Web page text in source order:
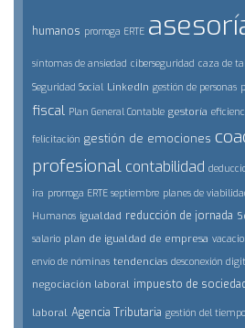
humanos prorroga ERTE
síntomas de ansiedad ciberseguridad caza de
Seguridad Social LinkedIn gestión de personas
fiscal Plan General Contable gestoría
felicitación gestión de emociones
profesional contabilidad
ira prorroga ERTE septiembre planes de
Humanos igualdad reducción de jornada
salario plan de igualdad de empresa
envío de nóminas tendencias desconexión
negociación laboral impuesto de
laboral Agencia Tributaria gestión del tiempo